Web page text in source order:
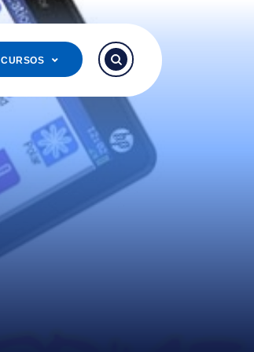
CURSOS